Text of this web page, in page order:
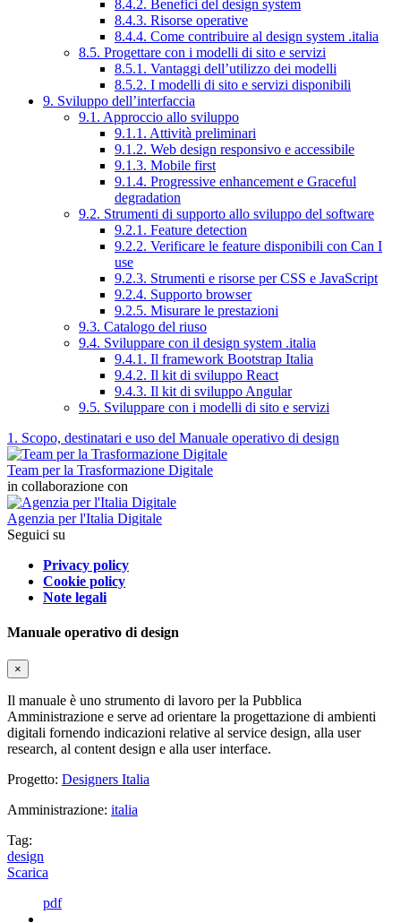
8.4.2. Benefici del design system
8.4.3. Risorse operative
8.4.4. Come contribuire al design system .italia
8.5. Progettare con i modelli di sito e servizi
8.5.1. Vantaggi dell’utilizzo dei modelli
8.5.2. I modelli di sito e servizi disponibili
9. Sviluppo dell’interfaccia
9.1. Approccio allo sviluppo
9.1.1. Attività preliminari
9.1.2. Web design responsivo e accessibile
9.1.3. Mobile first
9.1.4. Progressive enhancement e Graceful
degradation
9.2. Strumenti di supporto allo sviluppo del software
9.2.1. Feature detection
9.2.2. Verificare le feature disponibili con Can I
use
9.2.3. Strumenti e risorse per CSS e JavaScript
9.2.4. Supporto browser
9.2.5. Misurare le prestazioni
9.3. Catalogo del riuso
9.4. Sviluppare con il design system .italia
9.4.1. Il framework Bootstrap Italia
9.4.2. Il kit di sviluppo React
9.4.3. Il kit di sviluppo Angular
9.5. Sviluppare con i modelli di sito e servizi
1. Scopo, destinatari e uso del Manuale operativo di design
Team per la Trasformazione Digitale
in collaborazione con
Agenzia per l'Italia Digitale
Seguici su
Privacy policy
Cookie policy
Note legali
Manuale operativo di design
×
Il manuale è uno strumento di lavoro per la Pubblica
Amministrazione e serve ad orientare la progettazione di ambienti
digitali fornendo indicazioni relative al service design, alla user
research, al content design e alla user interface.
Progetto: Designers Italia
Amministrazione: italia
Tag:
design
Scarica
pdf